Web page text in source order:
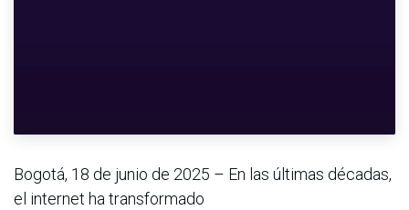
Bogotá, 18 de junio de 2025 – En las últimas décadas,
el internet ha transformado